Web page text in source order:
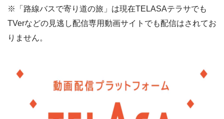
※「路線バスで寄り道の旅」は現在TELASAテラサでも
TVerなどの見逃し配信専用動画サイトでも配信はされてお
りません。